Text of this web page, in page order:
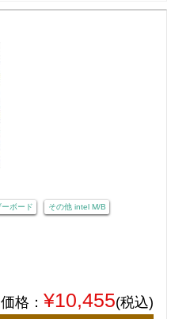
ボード その他 intel M/B
格： ¥10,455(税込)